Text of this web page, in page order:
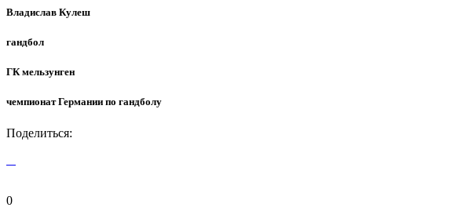
Владислав Кулеш
гандбол
ГК мельзунген
чемпионат Германии по гандболу
Поделиться:
0